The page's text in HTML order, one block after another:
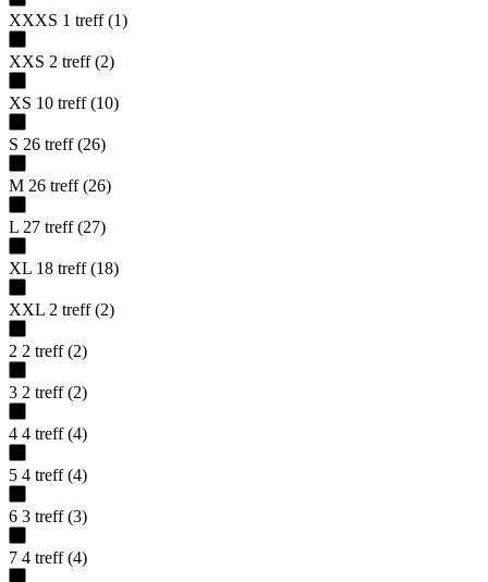
XXXS 1 treff (1)
XXS 2 treff (2)
XS 10 treff (10)
S 26 treff (26)
M 26 treff (26)
L 27 treff (27)
XL 18 treff (18)
XXL 2 treff (2)
2 2 treff (2)
3 2 treff (2)
4 4 treff (4)
5 4 treff (4)
6 3 treff (3)
7 4 treff (4)